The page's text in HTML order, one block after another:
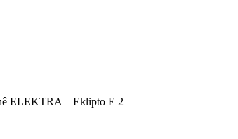
ELEKTRA – Eklipto E 2